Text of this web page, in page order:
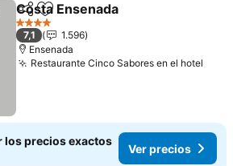
CompartirAgregar a favoritos
Costa Ensenada
4 Estrellas
7,1
1.596
Ensenada
Restaurante Cinco Sabores en el hotel
los precios exactos
Ver precios